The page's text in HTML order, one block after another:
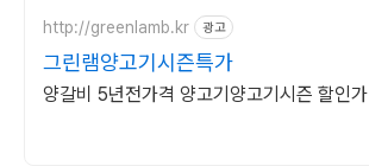
http://greenlamb.kr 광고
그린램양고기시즌특가
양갈비 5년전가격 양고기양고기시즌 할인가